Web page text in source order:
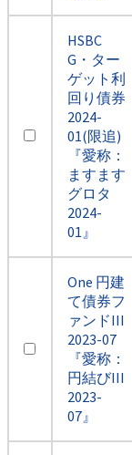
HSBC
G・ター
ゲット利
回り債券
2024-
01(限追)
『愛称：
ますます
グロタ
2024-
01』
One 円建
て債券フ
ァンドIII
2023-07
『愛称：
円結びIII
2023-
07』